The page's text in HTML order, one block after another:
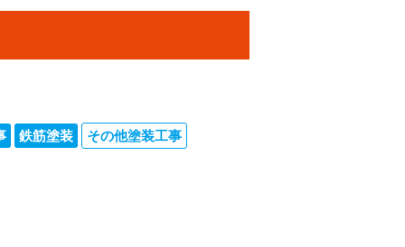
鉄筋塗装 その他塗装工事